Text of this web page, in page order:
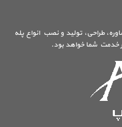
طراحی، تولید و نصب انواع پله
خدمت شما خواهد بود.